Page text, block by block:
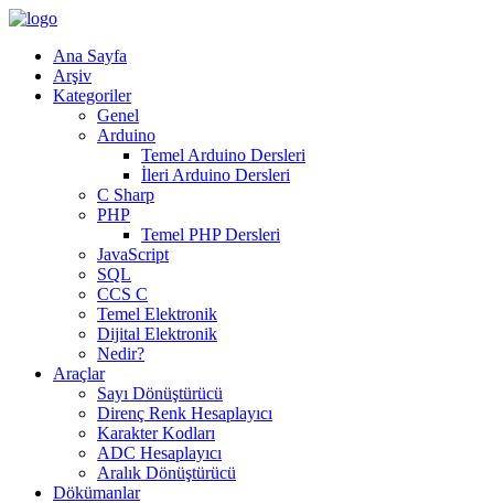
Ana Sayfa
Arşiv
Kategoriler
Genel
Arduino
Temel Arduino Dersleri
İleri Arduino Dersleri
C Sharp
PHP
Temel PHP Dersleri
JavaScript
SQL
CCS C
Temel Elektronik
Dijital Elektronik
Nedir?
Araçlar
Sayı Dönüştürücü
Direnç Renk Hesaplayıcı
Karakter Kodları
ADC Hesaplayıcı
Aralık Dönüştürücü
Dökümanlar